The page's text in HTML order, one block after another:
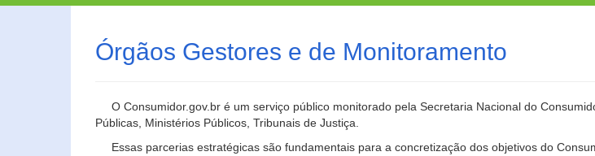
Órgãos Gestores e de Monitoramento
O Consumidor.gov.br é um serviço público monitorado pela Secretaria Nacional do
Públicas, Ministérios Públicos, Tribunais de Justiça.
Essas parcerias estratégicas são fundamentais para a concretização dos objetivos do